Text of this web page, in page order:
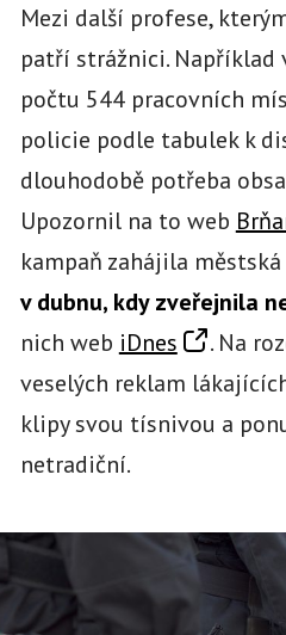
Mezi další profese,
patří strážnici. Například
počtu 544 pracovních
policie podle tabulek k
dlouhodobě potřeba
Upozornil na to web
kampaň zahájila
v dubnu, kdy zveřejnila
nich web iDnes
. Na
veselých reklam
klipy svou tísnivou a
netradiční.